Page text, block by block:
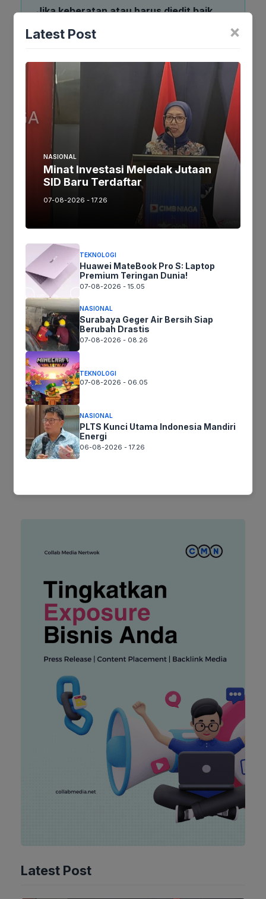
Jika keberatan atau harus diedit baik
Terima Kasih
Ikuti kami :
Tinggalkan komentar
Komentar
Nama
Surel
Situs
web
Simpan nama, email, dan situs web saya pada peramban ini
untuk komentar saya berikutnya.
Latest Post
×
Latest Post
NASIONAL
Minat Investasi Meledak Jutaan
SID Baru Terdaftar
07-08-2026 - 17.26
TEKNOLOGI
Huawei MateBook Pro S: Laptop
Premium Teringan Dunia!
07-08-2026 - 15.05
NASIONAL
Surabaya Geger Air Bersih Siap
Berubah Drastis
07-08-2026 - 08.26
TEKNOLOGI
07-08-2026 - 06.05
NASIONAL
PLTS Kunci Utama Indonesia Mandiri
Energi
06-08-2026 - 17.26